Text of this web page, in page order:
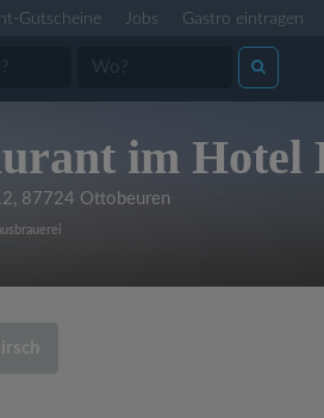
Gutscheine Jobs Gastro eintragen
im Hotel
, 87724 Ottobeuren